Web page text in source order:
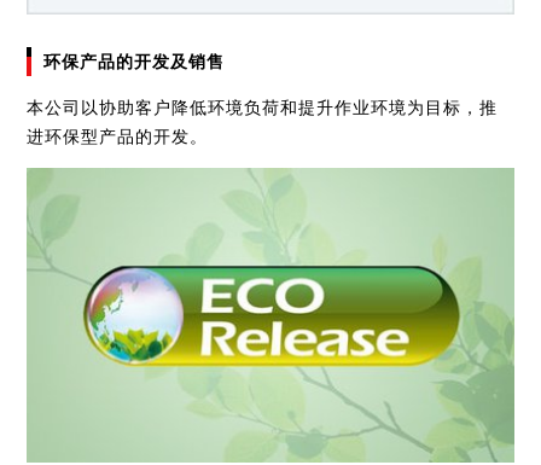
环保产品的开发及销售
本公司以协助客户降低环境负荷和提升作业环境为目标，推
进环保型产品的开发。